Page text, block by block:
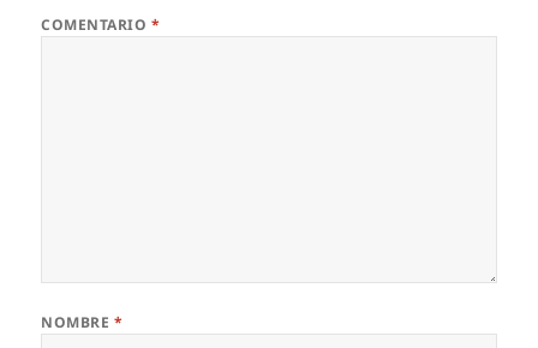
COMENTARIO *
NOMBRE *